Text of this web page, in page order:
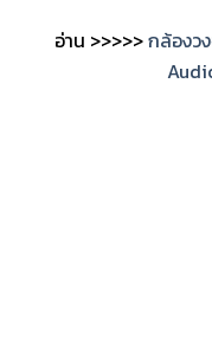
อ่าน >>>>>กล้องว